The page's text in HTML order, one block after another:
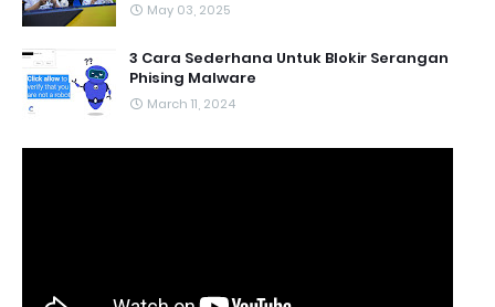
May 03, 2025
3 Cara Sederhana Untuk Blokir Serangan
Phising Malware
March 11, 2024